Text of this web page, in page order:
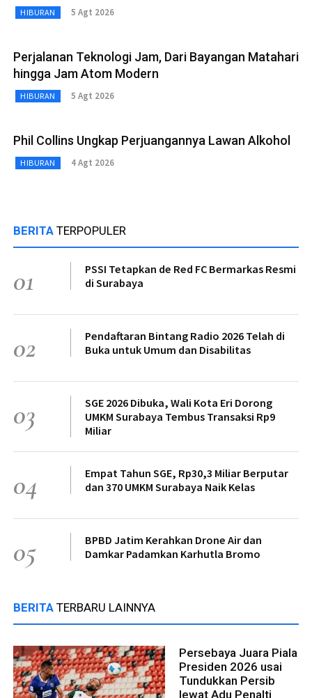
HIBURAN 5 Agt 2026
Perjalanan Teknologi Jam, Dari Bayangan Matahari
hingga Jam Atom Modern
HIBURAN 5 Agt 2026
Phil Collins Ungkap Perjuangannya Lawan Alkohol
HIBURAN 4 Agt 2026
BERITA TERPOPULER
01
PSSI Tetapkan de Red FC Bermarkas Resmi
di Surabaya
02
Pendaftaran Bintang Radio 2026 Telah di
Buka untuk Umum dan Disabilitas
03
SGE 2026 Dibuka, Wali Kota Eri Dorong
UMKM Surabaya Tembus Transaksi Rp9
Miliar
04
Empat Tahun SGE, Rp30,3 Miliar Berputar
dan 370 UMKM Surabaya Naik Kelas
05
BPBD Jatim Kerahkan Drone Air dan
Damkar Padamkan Karhutla Bromo
BERITA TERBARU LAINNYA
Persebaya Juara Piala
Presiden 2026 usai
Tundukkan Persib
lewat Adu Penalti